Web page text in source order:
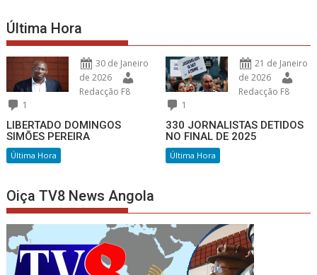
Última Hora
30 de Janeiro
de 2026
Redacção F8
1
LIBERTADO DOMINGOS
SIMÕES PEREIRA
Última Hora
21 de Janeiro
de 2026
Redacção F8
1
330 JORNALISTAS DETIDOS
NO FINAL DE 2025
Última Hora
Oiça TV8 News Angola